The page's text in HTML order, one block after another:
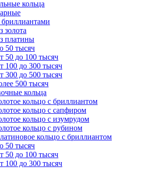
кольца
золота
платины
50 тысяч
50 до 100 тысяч
100 до 300 тысяч
300 до 500 тысяч
500 тысяч
кольца
кольцо с бриллиантом
кольцо с сапфиром
кольцо с изумрудом
кольцо с рубином
кольцо с бриллиантом
50 тысяч
50 до 100 тысяч
100 до 300 тысяч